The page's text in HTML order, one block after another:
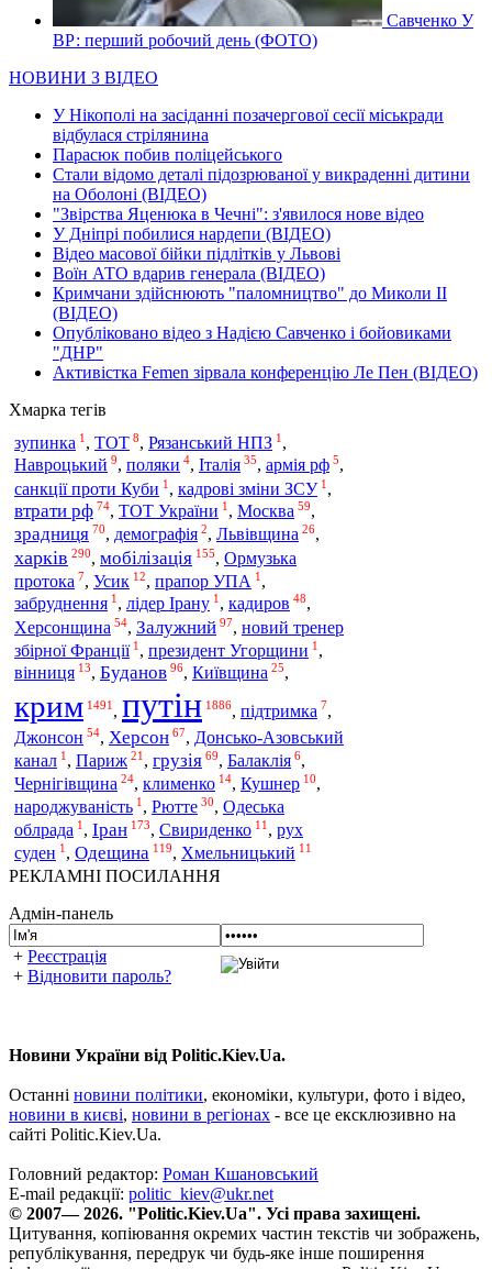
Савченко У
ВР: перший робочий день (ФОТО)
НОВИНИ З ВІДЕО
У Нікополі на засіданні позачергової сесії міськради
відбулася стрілянина
Парасюк побив поліцейського
Стали відомо деталі підозрюваної у викраденні дитини
на Оболоні (ВІДЕО)
"Звірства Яценюка в Чечні": з'явилося нове відео
У Дніпрі побилися нардепи (ВІДЕО)
Відео масової бійки підлітків у Львові
Воїн АТО вдарив генерала (ВІДЕО)
Кримчани здійснюють "паломництво" до Миколи ІІ
(ВІДЕО)
Опубліковано відео з Надією Савченко і бойовиками
"ДНР"
Активістка Femen зірвала конференцію Ле Пен (ВІДЕО)
Хмарка тегів
зупинка 1 , ТОТ 8, Рязанський НПЗ 1 ,
Навроцький 9, поляки 4, Італія 35, армія рф 5,
санкції проти Куби 1 , кадрові зміни ЗСУ 1 ,
втрати рф 74, ТОТ України 1 , Москва 59,
зрадниця 70, демографія 2, Львівщина 26,
харків 290, мобілізація 155, Ормузька
протока 7, Усик 12, прапор УПА 1 ,
забруднення 1 , лідер Ірану 1 , кадиров 48,
Херсонщина 54, Залужний 97, новий тренер
збірної Франції 1 , президент Угорщини 1 ,
вінниця 13, Буданов 96, Київщина 25,
крим 1491 , путін 1886, підтримка 7,
Джонсон 54, Херсон 67, Донсько-Азовський
канал 1 , Париж 21 , грузія 69, Балаклія 6,
Чернігівщина 24, клименко 14, Кушнер 10,
народжуваність 1 , Рютте 30, Одеська
облрада 1 , Іран 173, Свириденко 11 , рух
суден 1 , Одещина 119, Хмельницький 11
РЕКЛАМНІ ПОСИЛАННЯ
Адмін-панель
+ Реєстрація
+ Відновити пароль?
Новини України від Politic.Kiev.Ua.
Останні новини політики, економіки, культури, фото і відео,
новини в києві, новини в регіонах - все це ексклюзивно на
сайті Politic.Kiev.Ua.
Головний редактор: Роман Кшановський
E-mail редакції: politic_kiev@ukr.net
© 2007— 2026. "Politic.Kiev.Ua". Усі права захищені.
Цитування, копіювання окремих частин текстів чи зображень,
републікування, передрук чи будь-яке інше поширення